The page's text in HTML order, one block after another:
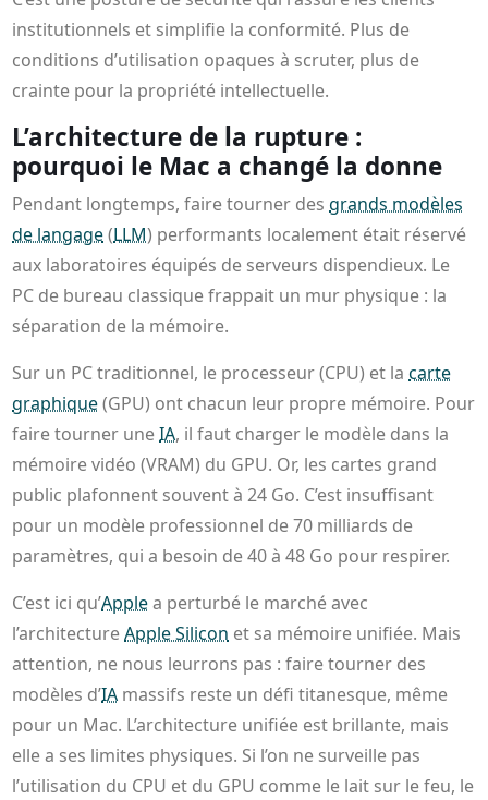
institutionnels et simplifie la conformité. Plus de
conditions d’utilisation opaques à scruter, plus de
crainte pour la propriété intellectuelle.
L’architecture de la rupture :
pourquoi le Mac a changé la donne
Pendant longtemps, faire tourner desgrands modèles
de langage(LLM) performants localement était réservé
aux laboratoires équipés de serveurs dispendieux. Le
PC de bureau classique frappait un mur physique : la
séparation de la mémoire.
Sur un PC traditionnel, le processeur (CPU) et lacarte
graphique(GPU) ont chacun leur propre mémoire. Pour
faire tourner uneIA, il faut charger le modèle dans la
mémoire vidéo (VRAM) du GPU. Or, les cartes grand
public plafonnent souvent à 24 Go. C’est insuffisant
pour un modèle professionnel de 70 milliards de
paramètres, qui a besoin de 40 à 48 Go pour respirer.
C’est ici qu’Applea perturbé le marché avec
l’architectureApple Silicon et sa mémoire unifiée. Mais
attention, ne nous leurrons pas : faire tourner des
modèles d’IA massifs reste un défi titanesque, même
pour un Mac. L’architecture unifiée est brillante, mais
elle a ses limites physiques. Si l’on ne surveille pas
l’utilisation du CPU et du GPU comme le lait sur le feu, le